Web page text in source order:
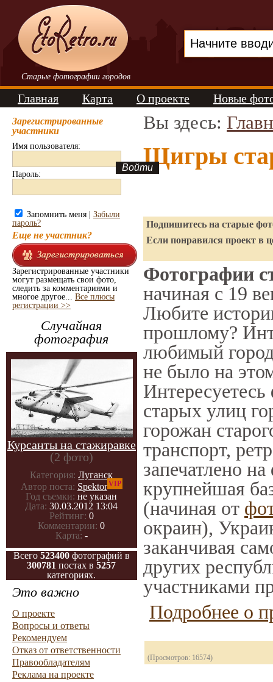
Старые фотографии городов
Главная Карта О проекте Новые
Зарегистрированные
участники
Имя пользователя:
Пароль:
Запомнить меня | Забыли
пароль?
Еще не участник?
Зарегистрированные участники
могут размещать свои фото,
следить за комментариями и
многое другое... Все плюсы
регистрации >>
Случайная
фотография
Курсанты на стажиравке
(2 фото)
Категория: Луганск
Автор поста: SpektorVIP
Год съемки: не указан
Дата: 30.03.2012 13:04
Рейтинг: 0
Комментарии: 0
Карта: -
Всего 523400 фотографий в
300781 постах в5257
категориях.
Это важно
О проекте
Вопросы и ответы
Рекомендуем
Отказ от ответственности
Правообладателям
Реклама на проекте
Вы здесь:
Щигры
Подпишитесь на старые
Если понравился проект в
Фотографии
начиная с 19
Любите
прошлому?
любимый
не было на
Интересуетесь
старых улиц
горожан
транспорт,
запечатлено
крупнейшая
(начиная от
окраин),
заканчивая
других
участниками
Подробнее о
(Просмотров: 16574)